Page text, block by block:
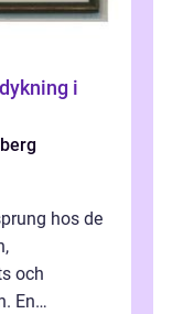
i
hos de
och
En